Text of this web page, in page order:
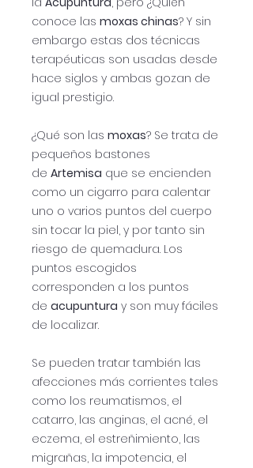
conoce las moxas chinas? Y sin
embargo estas dos técnicas
terapéuticas son usadas desde
hace siglos y ambas gozan de
igual prestigio.
¿Qué son las moxas? Se trata de
pequeños bastones
de Artemisa que se encienden
como un cigarro para calentar
uno o varios puntos del cuerpo
sin tocar la piel, y por tanto sin
riesgo de quemadura. Los
puntos escogidos
corresponden a los puntos
de acupuntura y son muy fáciles
de localizar.
Se pueden tratar también las
afecciones más corrientes tales
como los reumatismos, el
catarro, las anginas, el acné, el
eczema, el estreñimiento, las
migrañas, la impotencia, el